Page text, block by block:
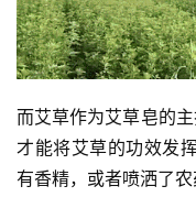
而艾草作为艾草皂的
才能将艾草的功效发
有香精，或者喷洒了